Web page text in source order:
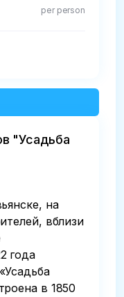
per person
"Усадьба
на
вблизи
года
в 1850